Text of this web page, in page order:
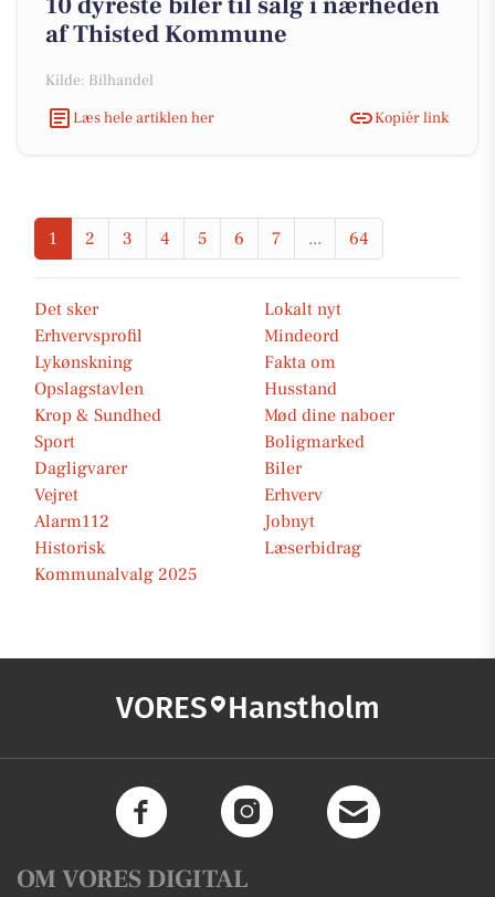
af Thisted Kommune
Kilde: Bilhandel
Læs hele artiklen her
Kopiér link
1 2 3 4 5 6 7 ... 64
Det sker
Lokalt nyt
Erhvervsprofil
Mindeord
Lykønskning
Fakta om
Opslagstavlen
Husstand
Krop & Sundhed
Mød dine naboer
Sport
Boligmarked
Dagligvarer
Biler
Vejret
Erhverv
Alarm112
Jobnyt
Historisk
Læserbidrag
Kommunalvalg 2025
VORES Hanstholm
OM VORES DIGITAL